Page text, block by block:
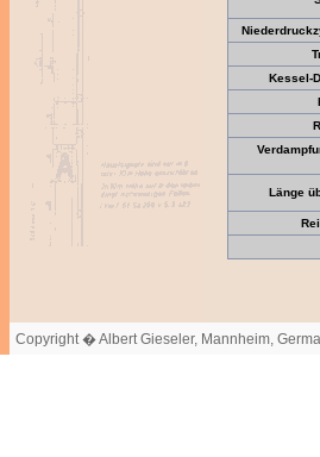
Kessel-
Länge
Copyright � Albert Gieseler, Mannheim,